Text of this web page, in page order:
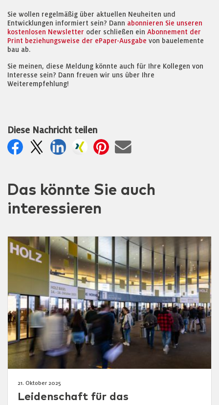
Sie wollen regelmäßig über aktuellen Neuheiten und
Entwicklungen informiert sein? Dann abonnieren Sie unseren
kostenlosen Newsletter oder schließen ein Abonnement der
Print beziehungsweise der ePaper-Ausgabe von bauelemente
bau ab.
Sie meinen, diese Meldung könnte auch für Ihre Kollegen von
Interesse sein? Dann freuen wir uns über Ihre
Weiterempfehlung!
Diese Nachricht teilen
Das könnte Sie auch
interessieren
21. Oktober 2025
Leidenschaft für das